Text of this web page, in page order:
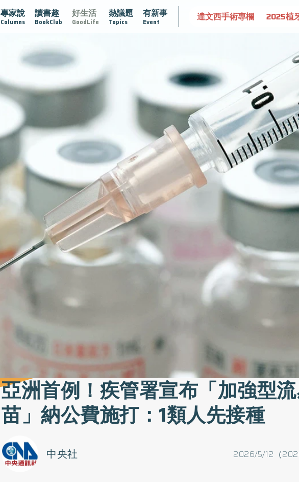
專家說
Columns
讀書趣
BookClub
好生活
GoodLife
熱議題
Topics
有新事
Event
認識攝護腺肥大 守護骨骼健康 達文西手術專欄 2025植牙指南 漸凍不孤
亞洲首例！疾管署宣布「加強型
苗」納公費施打：1類人先接種
2026/5/12（
中央社